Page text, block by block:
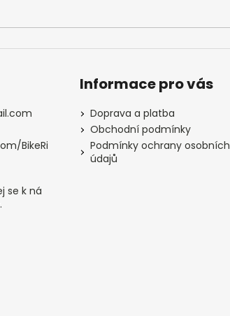
BikeRi
se k ná
Informace pro vás
Doprava a platba
Obchodní podmínky
Podmínky ochrany osobních
údajů